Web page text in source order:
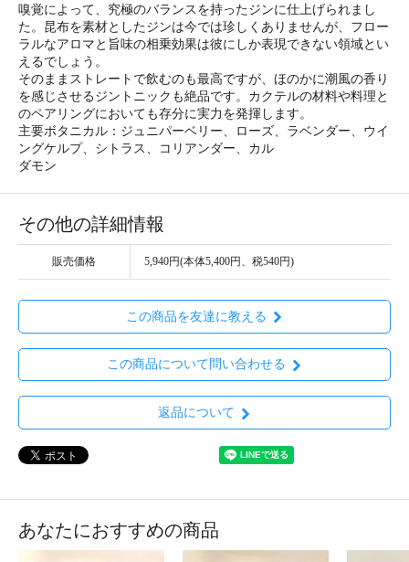
嗅覚によって、究極のバランスを持ったジンに仕上げられまし
た。昆布を素材としたジンは今では珍しくありませんが、フロー
ラルなアロマと旨味の相乗効果は彼にしか表現できない領域とい
えるでしょう。
そのままストレートで飲むのも最高ですが、ほのかに潮風の香り
を感じさせるジントニックも絶品です。カクテルの材料や料理と
のペアリングにおいても存分に実力を発揮します。
主要ボタニカル：ジュニパーベリー、ローズ、ラベンダー、ウイ
ングケルプ、シトラス、コリアンダー、カル
ダモン
その他の詳細情報
販売価格 5,940円(本体5,400円、税540円)
この商品を友達に教える
この商品について問い合わせる
返品について
あなたにおすすめの商品